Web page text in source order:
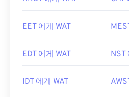
EET 에게 WAT
EDT 에게 WAT NST
IDT 에게 WAT